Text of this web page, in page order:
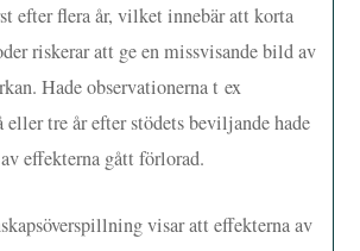
efter flera år, vilket innebär att korta
riskerar att ge en missvisande bild av
Hade observationerna t ex
tre år efter stödets beviljande hade
effekterna gått förlorad.
visar att effekterna av